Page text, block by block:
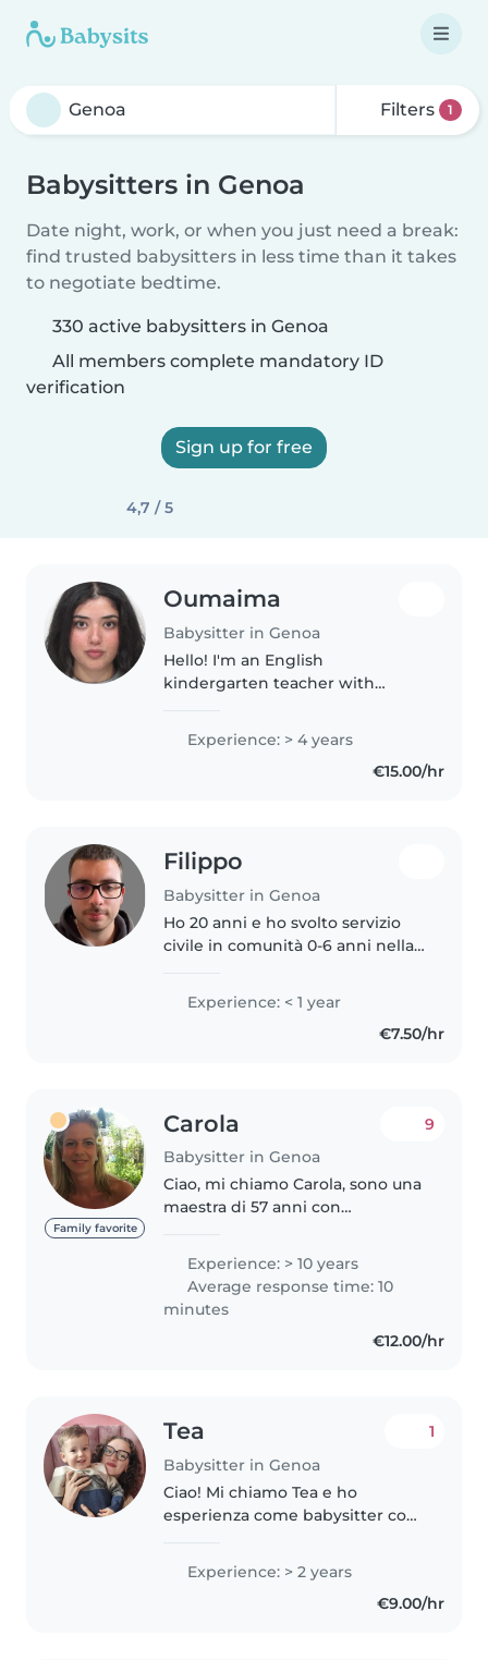
Filters 1
Babysitters in Genoa
Date night, work, or when you just need a break:
find trusted babysitters in less time than it takes
to negotiate bedtime.
330 active babysitters in Genoa
All members complete mandatory ID
verification
Sign up for free
4,7 / 5
Oumaima
Babysitter in Genoa
Hello! I'm an English
kindergarten teacher with
working with children in
kindergartens, primary schools,
and private lessons. I focus on
Experience: > 4 years
€15.00/hr
Filippo
Babysitter in Genoa
Ho 20 anni e ho svolto servizio
civile in comunità 0-6 anni nella
supporto delle tate , mi piace
Experience: < 1 year
€7.50/hr
Family favorite
Carola
Babysitter in Genoa
9
Ciao, mi chiamo Carola, sono una
maestra di 57 anni con
come insegnante di sostegno
nelle elementari. Attualmente
seguo bambini piccoli
Experience: > 10 years
Average response time: 10
minutes
€12.00/hr
Tea
Babysitter in Genoa
1
Ciao! Mi chiamo Tea e ho
esperienza come babysitter con
persona solare, responsabile e
paziente, mi piace passare il
Experience: > 2 years
€9.00/hr